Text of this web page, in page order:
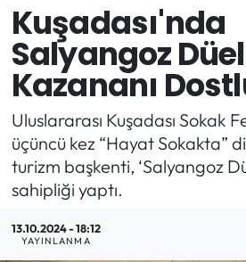
Kuşadası'nda
Salyangoz
Kazananı
Uluslararası Kuşadası Sokak
üçüncü kez “Hayat Sokakta”
turizm başkenti, ‘Salyangoz
sahipliği yaptı.
13.10.2024 - 18:12
YAYINLANMA